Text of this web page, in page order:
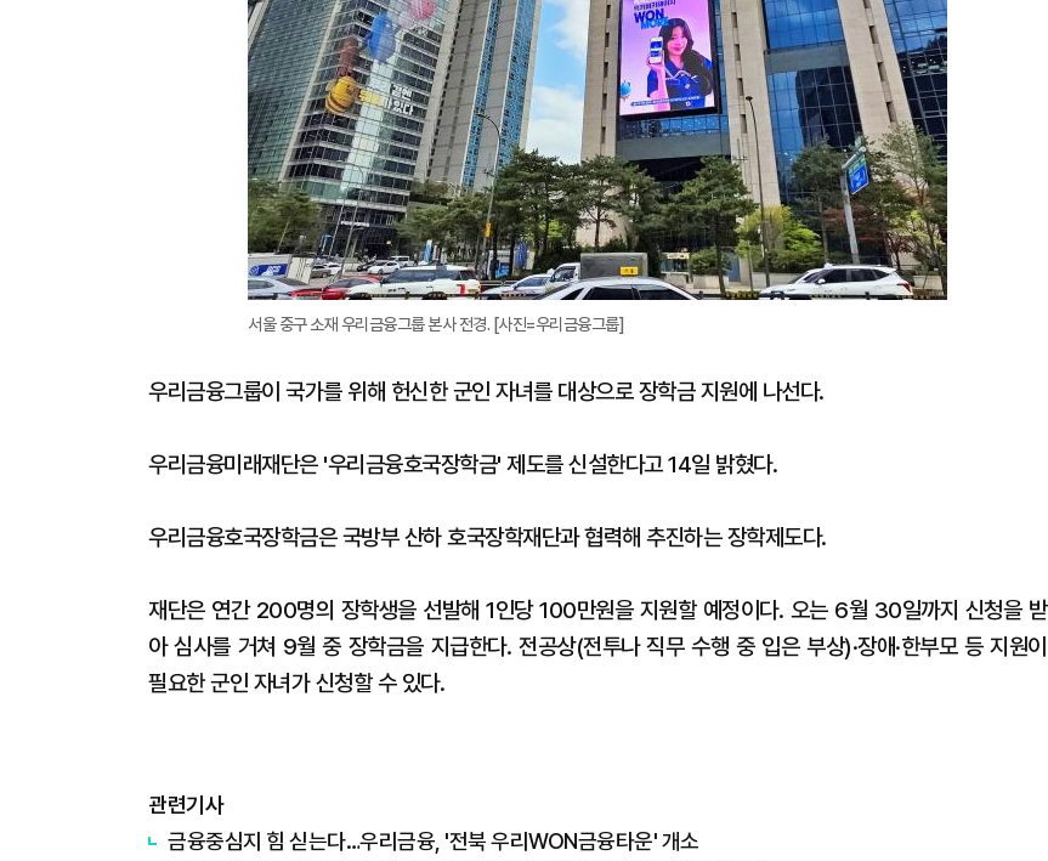
서울 중구 소재 우리금융그룹 본사 전경. [사진=우리금융그룹]
우리금융그룹이 국가를 위해 헌신한 군인 자녀를 대상으로 장학금 지원에 나선다.
우리금융미래재단은 '우리금융호국장학금' 제도를 신설한다고 14일 밝혔다.
우리금융호국장학금은 국방부 산하 호국장학재단과 협력해 추진하는 장학제도다.
재단은 연간 200명의 장학생을 선발해 1인당 100만원을 지원할 예정이다. 오는 6월 30일까지 신청을 받
아 심사를 거쳐 9월 중 장학금을 지급한다. 전공상(전투나 직무 수행 중 입은 부상)·장애·한부모 등 지원이
필요한 군인 자녀가 신청할 수 있다.
관련기사
금융중심지 힘 싣는다…우리금융, '전북 우리WON금융타운' 개소